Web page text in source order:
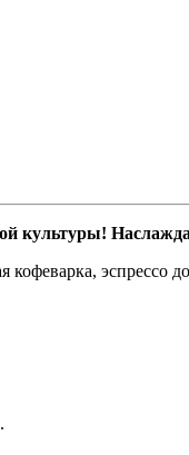
культуры!
кофеварка,